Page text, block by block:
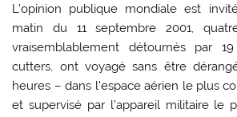
L’opinion publique mondiale est
matin du 11 septembre 2001,
vraisemblablement détournés par
cutters, ont voyagé sans être
heures – dans l’espace aérien le plus
et supervisé par l’appareil militaire le